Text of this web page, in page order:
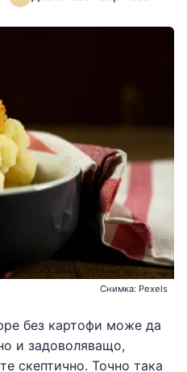
Снимка: Pexels
без картофи може да
и задоволяващо,
скептично. Точно така